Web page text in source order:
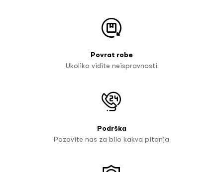
Povrat robe
Ukoliko vidite neispravnosti
Podrška
Pozovite nas za bilo kakva pitanja